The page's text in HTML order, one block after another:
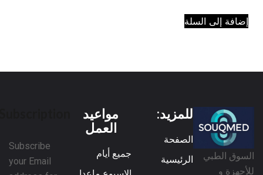
إضافة إلى السلة
السوق الطبي
للأجهزة و
للمزيد:
الصفحة
الرئيسية
مواعيد
العمل
جميع أيام
Subscribe
your Email